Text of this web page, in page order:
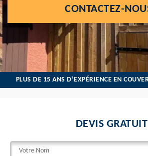
CONTACTEZ-
PLUS DE 15 ANS D’EXPÉRIENCE EN
DEVIS GRATUIT